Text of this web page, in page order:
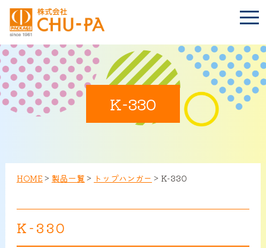
t
o
l
e
n
a
v
i
g
Language BLOG
TOP
会社案内
K-330
HOME > 製品一覧 > トップハンガー > K-330
K-330